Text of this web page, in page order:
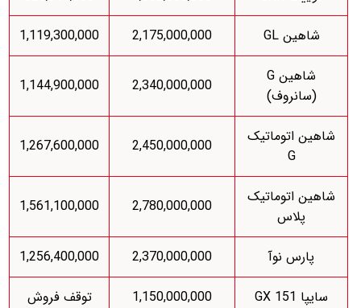
شاهین GL
2,175,000,000
1,119,300,000
شاهین G
(سانروف)
2,340,000,000
1,144,900,000
شاهین اتوماتیک
G
2,450,000,000
1,267,600,000
شاهین اتوماتیک
پلاس
2,780,000,000
1,561,100,000
پارس نوآ 2,370,000,000
1,256,400,000
سایپا 151 GX
1,150,000,000
توقف فروش